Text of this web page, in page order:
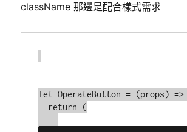
className 那邊是配合樣式需求
let OperateButton = (props)